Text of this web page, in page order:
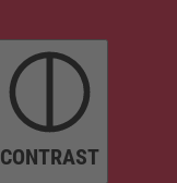
CONTRAST